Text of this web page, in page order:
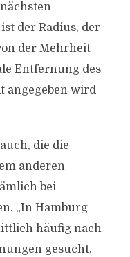
der Radius, der
der Mehrheit
Entfernung des
angegeben wird
die die
anderen
bei
„In Hamburg
häufig nach
gesucht,